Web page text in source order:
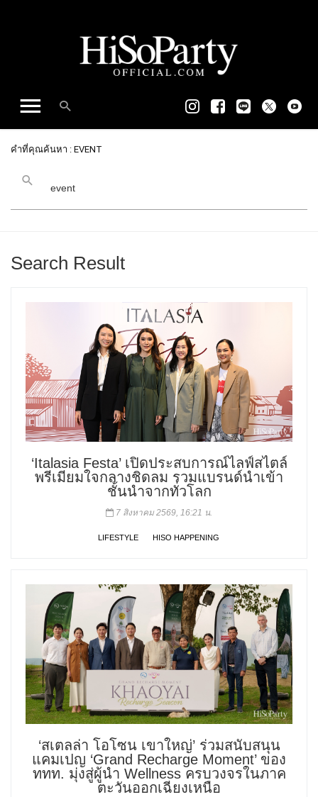
คำที่คุณค้นหา : EVENT
Search Result
‘Italasia Festa’ เปิดประสบการณ์ไลฟ์สไตล์
พรีเมียมใจกลางชิดลม รวมแบรนด์นำเข้า
ชั้นนำจากทั่วโลก
7 สิงหาคม 2569, 16:21 น.
LIFESTYLE HISO HAPPENING
‘สเตลล่า โอโซน เขาใหญ่’ ร่วมสนับสนุน
แคมเปญ ‘Grand Recharge Moment’ ของ
ททท. มุ่งสู่ผู้นำ Wellness ครบวงจรในภาค
ตะวันออกเฉียงเหนือ